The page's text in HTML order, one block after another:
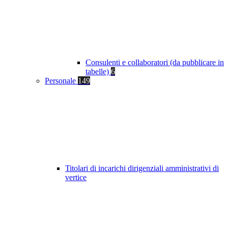
Consulenti e collaboratori (da pubblicare in
tabelle) 6
Personale 149
Titolari di incarichi dirigenziali amministrativi di
vertice